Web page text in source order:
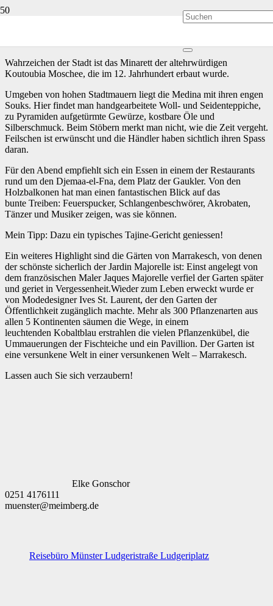
Die ehemalige Hauptstadt des marokkanisches Reiches und eine der
Wahrzeichen der Stadt ist das Minarett der altehrwürdigen
Koutoubia Moschee, die im 12. Jahrhundert erbaut wurde.
Umgeben von hohen Stadtmauern liegt die Medina mit ihren engen
Souks. Hier findet man handgearbeitete Woll- und Seidenteppiche,
zu Pyramiden aufgetürmte Gewürze, kostbare Öle und
Silberschmuck. Beim Stöbern merkt man nicht, wie die Zeit vergeht.
Feilschen ist erwünscht und die Händler haben sichtlich ihren Spass
daran.
Für den Abend empfiehlt sich ein Essen in einem der Restaurants
rund um den Djemaa-el-Fna, dem Platz der Gaukler. Von den
Holzbalkonen hat man einen fantastischen Blick auf das
bunte Treiben: Feuerspucker, Schlangenbeschwörer, Akrobaten,
Tänzer und Musiker zeigen, was sie können.
Mein Tipp: Dazu ein typisches Tajine-Gericht geniessen!
Ein weiteres Highlight sind die Gärten von Marrakesch, von denen
der schönste sicherlich der Jardin Majorelle ist: Einst angelegt von
dem französischen Maler Jaques Majorelle verfiel der Garten später
und geriet in Vergessenheit.Wieder zum Leben erweckt wurde er
von Modedesigner Ives St. Laurent, der den Garten der
Öffentlichkeit zugänglich machte. Mehr als 300 Pflanzenarten aus
allen 5 Kontinenten säumen die Wege, in einem
leuchtenden Kobaltblau erstrahlen die vielen Pflanzenkübel, die
Ummauerungen der Fischteiche und ein Pavillion. Der Garten ist
eine versunkene Welt in einer versunkenen Welt – Marrakesch.
Lassen auch Sie sich verzaubern!
Elke Gonschor
0251 4176111
muenster@meimberg.de
Reisebüro Münster Ludgeristraße Ludgeriplatz